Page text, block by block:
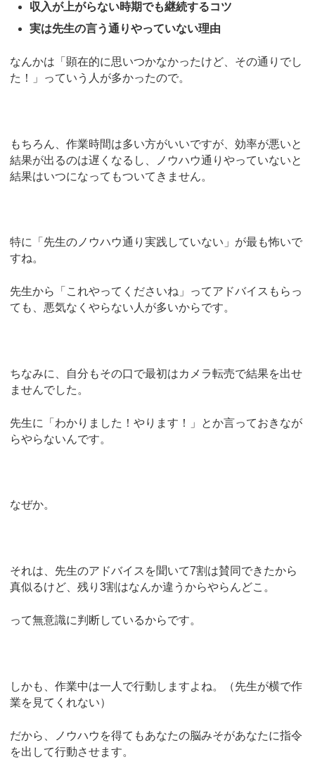
収入が上がらない時期でも継続するコツ
実は先生の言う通りやっていない理由
なんかは「顕在的に思いつかなかったけど、その通りでし
た！」っていう人が多かったので。
もちろん、作業時間は多い方がいいですが、効率が悪いと
結果が出るのは遅くなるし、ノウハウ通りやっていないと
結果はいつになってもついてきません。
特に「先生のノウハウ通り実践していない」が最も怖いで
すね。
先生から「これやってくださいね」ってアドバイスもらっ
ても、悪気なくやらない人が多いからです。
ちなみに、自分もその口で最初はカメラ転売で結果を出せ
ませんでした。
先生に「わかりました！やります！」とか言っておきなが
らやらないんです。
なぜか。
それは、先生のアドバイスを聞いて7割は賛同できたから
真似るけど、残り3割はなんか違うからやらんどこ。
って無意識に判断しているからです。
しかも、作業中は一人で行動しますよね。（先生が横で作
業を見てくれない）
だから、ノウハウを得てもあなたの脳みそがあなたに指令
を出して行動させます。